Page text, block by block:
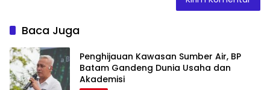
Baca Juga
Penghijauan Kawasan Sumber Air, BP
Batam Gandeng Dunia Usaha dan
Akademisi